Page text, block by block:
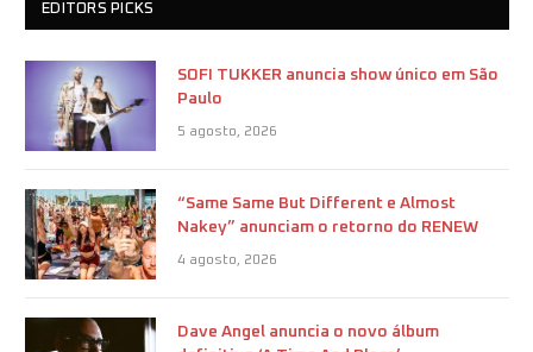
EDITORS PICKS
SOFI TUKKER anuncia show único em São
Paulo
5 agosto, 2026
“Same Same But Different e Almost
Nakey” anunciam o retorno do RENEW
4 agosto, 2026
Dave Angel anuncia o novo álbum